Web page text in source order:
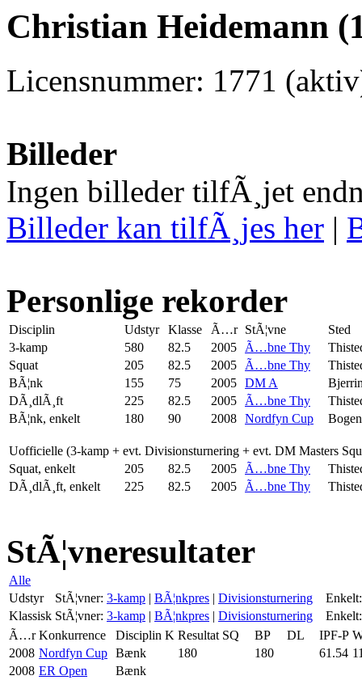
Christian Heidemann
Licensnummer: 1771
Billeder
Ingen billeder tilfÃ¸jet
Billeder kan tilfÃ¸jes her |
Personlige rekorder
Disciplin Udstyr Klasse Ã…r StÃ¦vne
Sted
3-kamp
580 82.5 2005 Ã…bne Thy
Squat
205 82.5 2005 Ã…bne Thy
BÃ¦nk
155 75 2005 DM A
DÃ¸dlÃ¸ft
225 82.5 2005 Ã…bne Thy
BÃ¦nk, enkelt
180 90 2008 Nordfyn Cup
Uofficielle (3-kamp + evt. Divisionsturnering + evt. DM Masters
Squat, enkelt
205 82.5 2005 Ã…bne Thy
DÃ¸dlÃ¸ft, enkelt
225 82.5 2005 Ã…bne Thy
StÃ¦vneresultater
Alle
Udstyr
StÃ¦vner: 3-kamp | BÃ¦nkpres | Divisionsturnering
Enkelt:
Klassisk StÃ¦vner: 3-kamp | BÃ¦nkpres | Divisionsturnering
Enkelt:
Ã…r Konkurrence Disciplin K Resultat SQ BP DL IPF-P
2008 Nordfyn Cup Bænk 180 180 61.54
2008 ER Open
Bænk